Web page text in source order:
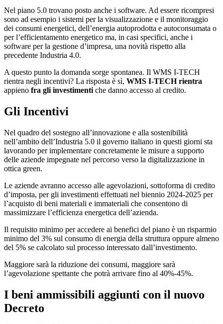
Nel piano 5.0 trovano posto anche i software. Ad essere ricompresi
sono ad esempio i sistemi per la visualizzazione e il monitoraggio
dei consumi energetici, dell’energia autoprodotta e autoconsumata o
per l’efficientamento energetico ma, in casi specifici, anche i
software per la gestione d’impresa, una novità rispetto alla
precedente Industria 4.0.
A questo punto la domanda sorge spontanea. Il WMS I-TECH
rientra negli incentivi? La risposta è sì, WMS I-TECH rientra
appieno fra gli investimenti che danno accesso al credito.
Gli Incentivi
Nel quadro del sostegno all’innovazione e alla sostenibilità
nell’ambito dell’Industria 5.0 il governo italiano in questi giorni sta
lavorando per implementare concretamente le misure a supporto
delle aziende impegnate nel percorso verso la digitalizzazione in
ottica green.
Le aziende avranno accesso alle agevolazioni, sottoforma di credito
d’imposta, per gli investimenti effettuati nel biennio 2024-2025 per
l’acquisto di beni materiali e immateriali che consentono di
massimizzare l’efficienza energetica dell’azienda.
Il requisito minimo per accedere ai benefici del piano è un risparmio
minimo del 3% sul consumo di energia della struttura oppure almeno
del 5% se calcolato sul processo interessato dall’investimento.
Maggiore sarà la riduzione dei consumi, maggiore sarà
l’agevolazione spettante che potrà arrivare fino al 40%-45%.
I beni ammissibili aggiunti con il nuovo
Decreto